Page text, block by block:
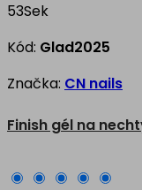
52Sek
Kód: Glad2025
Značka: CN nails
Finish gél na